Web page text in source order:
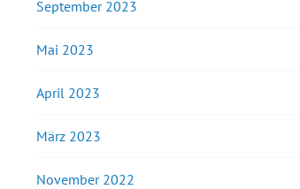
September 2023
Mai 2023
April 2023
März 2023
November 2022